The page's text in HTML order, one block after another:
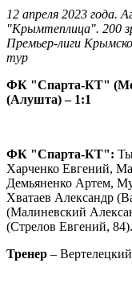
12 апреля 2023 года.
"Крымтеплица". 200
Премьер-лиги
тур
ФК "Спарта-КТ"
(Алушта) – 1:1
ФК "Спарта-КТ":
Харченко Евгений,
Демьяненко Артем,
Хватаев Александр
(Малиневский
(Стрелов Евгений, 84).
Тренер –